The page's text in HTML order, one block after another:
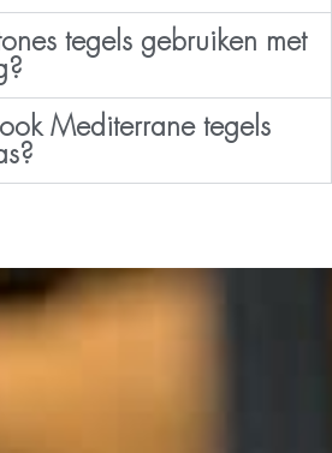
tegels gebruiken met
Mediterrane tegels